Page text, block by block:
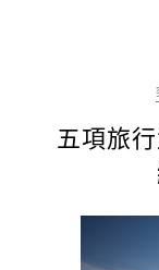
五項旅